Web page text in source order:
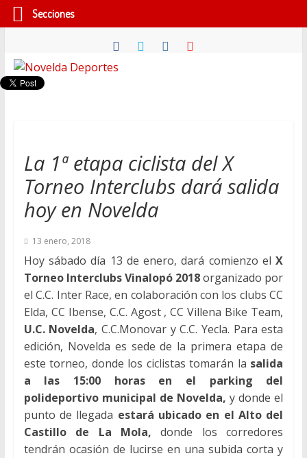
contenido
Novelda
Pasión
por
nuestro
deporte
La 1ª etapa ciclista del X
Torneo Interclubs dará salida
hoy en Novelda
13 enero, 2018
Hoy sábado día 13 de enero, dará comienzo elX
Torneo Interclubs Vinalopó 2018organizado por
el​ ​C.C.​ ​Inter​ ​Race​​, en colaboración con los clubs CC
Elda, CC Ibense, C.C. Agost , CC Villena Bike Team,
U.C. Novelda, C.C.Monovar y C.C. Yecla. Para esta
edición, Novelda es sede de la primera etapa de
este torneo, donde los ciclistas tomarán la salida
a las 15:00 horas en el parking del
polideportivo municipal de Novelda,y donde el
punto de llegada estará ubicado en el Alto del
Castillo de La Mola,donde los corredores
tendrán ocasión de lucirse en una subida corta y
Secciones